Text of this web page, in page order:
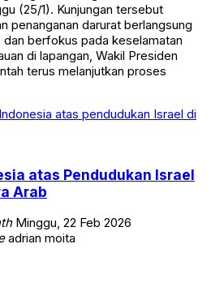
(25/1). Kunjungan tersebut
penanganan darurat berlangsung
berfokus pada keselamatan
di lapangan, Wakil Presiden
terus melanjutkan proses
atas Pendudukan Israel
Arab
Minggu, 22 Feb 2026
adrian moita